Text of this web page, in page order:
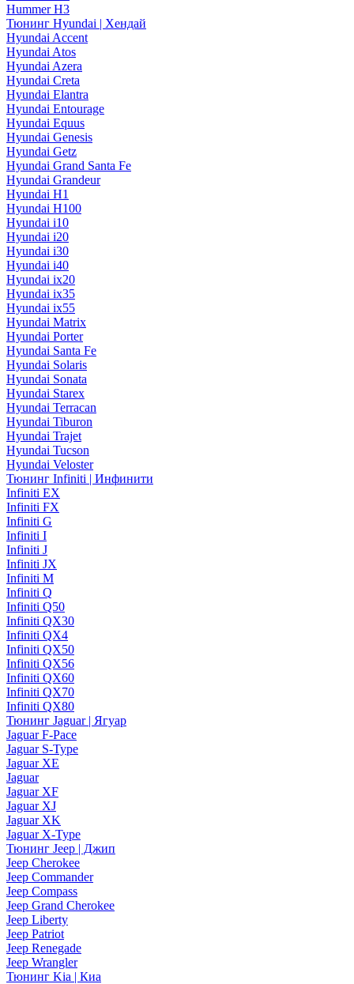
Hummer H3
Тюнинг Hyundai | Хендай
Hyundai Accent
Hyundai Atos
Hyundai Azera
Hyundai Creta
Hyundai Elantra
Hyundai Entourage
Hyundai Equus
Hyundai Genesis
Hyundai Getz
Hyundai Grand Santa Fe
Hyundai Grandeur
Hyundai H1
Hyundai H100
Hyundai i10
Hyundai i20
Hyundai i30
Hyundai i40
Hyundai ix20
Hyundai ix35
Hyundai ix55
Hyundai Matrix
Hyundai Porter
Hyundai Santa Fe
Hyundai Solaris
Hyundai Sonata
Hyundai Starex
Hyundai Terracan
Hyundai Tiburon
Hyundai Trajet
Hyundai Tucson
Hyundai Veloster
Тюнинг Infiniti | Инфинити
Infiniti EX
Infiniti FX
Infiniti G
Infiniti I
Infiniti J
Infiniti JX
Infiniti M
Infiniti Q
Infiniti Q50
Infiniti QX30
Infiniti QX4
Infiniti QX50
Infiniti QX56
Infiniti QX60
Infiniti QX70
Infiniti QX80
Тюнинг Jaguar | Ягуар
Jaguar F-Pace
Jaguar S-Type
Jaguar XE
Jaguar
Jaguar XF
Jaguar XJ
Jaguar XK
Jaguar X-Type
Тюнинг Jeep | Джип
Jeep Cherokee
Jeep Commander
Jeep Compass
Jeep Grand Cherokee
Jeep Liberty
Jeep Patriot
Jeep Renegade
Jeep Wrangler
Тюнинг Kia | Киа